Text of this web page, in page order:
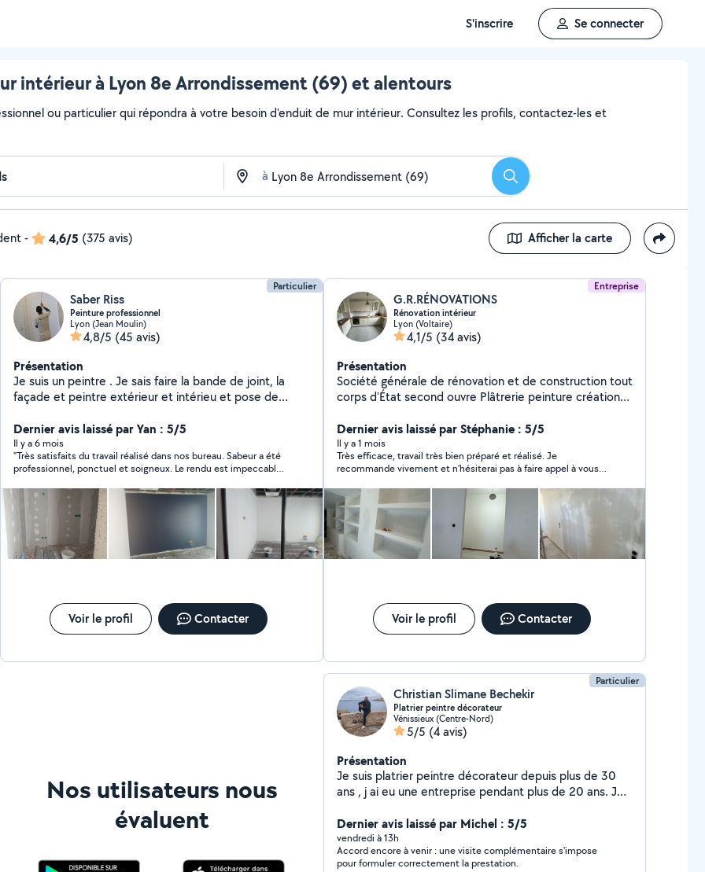
S'inscrire Se connecter
intérieur à Lyon 8e Arrondissement (69) et alentours
ou particulier qui répondra à votre besoin d'enduit de mur intérieur. Consultez les profils, contactez-les et
à Rechercher
- 4,6/5 (375 avis) Afficher la carte
Particulier
Saber Riss
Peinture professionnel
Lyon (Jean Moulin)
4,8/5 (45 avis)
Présentation
Je suis un peintre . Je sais faire la bande de joint, la
façade et peintre extérieur et intérieu et pose de
Dernier avis laissé par Yan : 5/5
Il y a 6 mois
"Très satisfaits du travail réalisé dans nos bureau. Sabeur a été
professionnel, ponctuel et soigneux. Le rendu est impeccable
hésiter sur Allovoisins !"
Voir le profil Contacter
Entreprise
G.R.RÉNOVATIONS
Rénovation intérieur
Lyon (Voltaire)
4,1/5 (34 avis)
Présentation
Société générale de rénovation et de construction tout
corps d'État second ouvre Plâtrerie peinture création
isolation décoration intérieur pose de porte pose de
parquet pose de cuisine construction de mezzanine sur
mesure en acier construction des escaliers sur mesure
en acier et bois construction de verrière sur mesure en
acier réalisation de électricité réalisation de plomberie
revêtement de sol et mur carrelage création de salle
de bain pose dalle pvc pose de parquet décoration
intérieure plan en 3D nettoyage fin chantier travail
soigné équipé professionnel avec outils professionnel
Dernier avis laissé par Stéphanie : 5/5
Il y a 1 mois
Très efficace, travail très bien préparé et réalisé. Je
recommande vivement et n’hésiterai pas à faire appel à vous
Voir le profil Contacter
Nos utilisateurs nous
évaluent
Particulier
Christian Slimane Bechekir
Platrier peintre décorateur
Vénissieux (Centre-Nord)
5/5 (4 avis)
Présentation
Je suis platrier peintre décorateur depuis plus de 30
ans , j ai eu une entreprise pendant plus de 20 ans. Je
avec une certification de décoratrice d intérieur . J
interviens chez les particuliers et professionnels. Je
réalise des travaux de peinture, plâtrerie, pose de
Dernier avis laissé par Michel : 5/5
vendredi à 13h
Accord encore à venir : une visite complémentaire s'impose
pour formuler correctement la prestation.